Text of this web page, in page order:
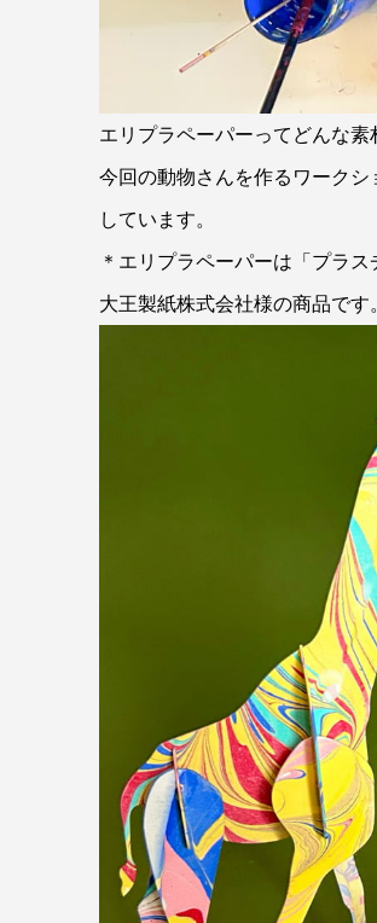
エリプラペーパーってどんな素
今回の動物さんを作るワーク
しています。
＊エリプラペーパーは「プラ
大王製紙株式会社様の商品です